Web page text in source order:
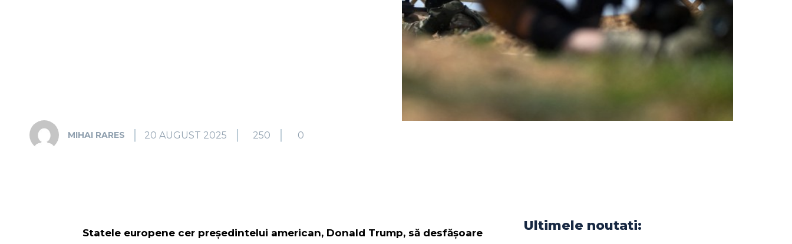
MIHAI RARES 20 AUGUST 2025 250 0
Statele europene cer președintelui american, Donald Trump, să desfășoare
Ultimele noutati: